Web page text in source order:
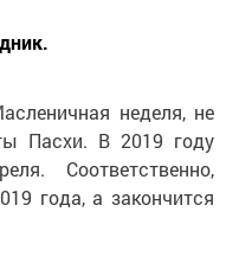
неделя, не
Пасхи. В 2019 году
Соответственно,
года, а закончится